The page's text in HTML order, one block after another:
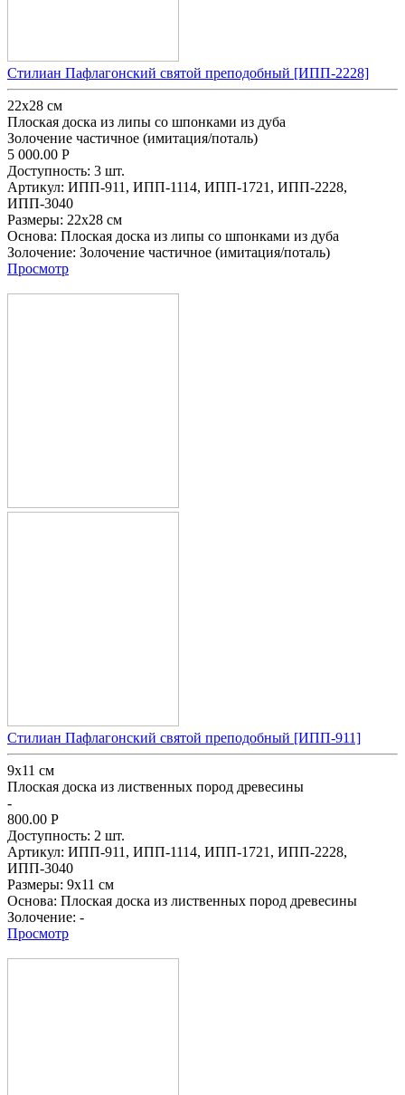
Стилиан Пафлагонский святой преподобный [ИПП-2228]
22х28 см
Плоская доска из липы со шпонками из дуба
Золочение частичное (имитация/поталь)
5 000.00 Р
Доступность: 3 шт.
Артикул: ИПП-911, ИПП-1114, ИПП-1721, ИПП-2228,
ИПП-3040
Размеры: 22х28 см
Основа: Плоская доска из липы со шпонками из дуба
Золочение: Золочение частичное (имитация/поталь)
Просмотр
Стилиан Пафлагонский святой преподобный [ИПП-911]
9х11 см
Плоская доска из лиственных пород древесины
-
800.00 Р
Доступность: 2 шт.
Артикул: ИПП-911, ИПП-1114, ИПП-1721, ИПП-2228,
ИПП-3040
Размеры: 9х11 см
Основа: Плоская доска из лиственных пород древесины
Золочение: -
Просмотр